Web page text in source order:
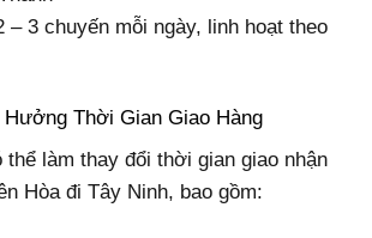
– 3 chuyến mỗi ngày, linh hoạt theo
Thời Gian Giao Hàng
thể làm thay đổi thời gian giao nhận
Hòa đi Tây Ninh, bao gồm: